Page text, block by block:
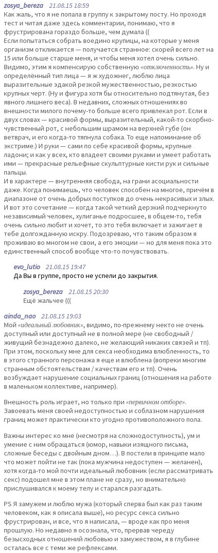
zosya_bereza 21.08.15 18:59
Как жаль, что я не попала в группу к закрытому посту. Но проходя
тест и читая даже здесь комментарии, понимаю, что я
фрустрирована гораздо больше, чем думала ((
Если попытаться собрать воедино крупицы, на которые у меня
организм откликается — получается странное: скорей всего лет на
15 или больше старше меня, и чтобы меня хотел очень сильно.
Видимо, этим я компенсирую собственную «отключенность». Ну и
определённый тип лица — я ж художнег, люблю лица
выразительные эдакой резкой мужественностью, резкостью
крупных черт. (Ну и фигура хотя бы относительно подтянутая, без
явного лишнего веса). В недавних, сложных отношениях во
внешности милого почему-то больше всего привлекал рот. Если в
двух словах — красивой формы, выразительный, какой-то скорбно-
чувственный рот, с небольшим шрамом на верхней губе (он
ветврач, и его когда-то тяпнула собака. То еще напоминание об
экстриме.) И руки — сами по себе красивой формы, крупные
ладони; и как у всех, кто владеет своими руками и умеет работать
ими — прекрасные рельефные скульптурные кисти рук и сильные
пальцы.
И в характере — внутренняя свобода, на грани асоциальности
даже. Когда понимаешь, что человек способен на многое, причём в
диапазоне от очень добрых поступков до очень некрасивых и злых.
И вот это сочетание — когда такой четкий дерзкий подчеркнуто
независимый человек, хулиганье подросшее, в общем-то, тебя
очень сильно любит и хочет, то это тебя включает и зажигает в
тебе долгожданную искру. Подозреваю, что таким образом я
проживаю во многом не свои, а его эмоции — но для меня пока это
единственный способ вообще что-то почувствовать.
evo_lutio21.08.15 19:47
Да Вы в группе, просто не успели до закрытия.
zosya_bereza 21.08.15 20:30
Ещё жальчее (((
ainda_nao21.08.15 19:03
Мой «идеальный любовник», видимо, по-прежнему некто не очень
доступный или доступный не в полной мере (не свободный /
живущий безнадежно далеко, не желающий никаких связей и тп).
При этом, поскольку мне для секса необходима влюбленность, то
в этого странного персонажа я еще и влюблена (вопреки многим
странным обстоятельствам / качествам его и тп). Очень
возбуждает нарушение социальных границ (отношения на работе
в маленьком коллективе, например).
Внешность роль играет, но только при «первичном отборе».
Завоевать меня своей недоступностью и соблазном нарушения
границ может практически кто угодно противоположного пола.
Важны интерес ко мне (несмотря на сложнодоступность), ум и
умение с ним обращаться (юмор, навыки изящного письма,
сложные беседы с двойным дном…). В постели в принципе мало
что может пойти не так (пока мужчина недоступен — желанен),
хотя когда-то мой почти идеальный любовник (если рассматривать
секс) подошел мне в этом плане не сразу, но внимательно
прислушивался к моему телу и старался разгадать.
PS Я замужем и люблю мужа (который сперва был как раз таким
человеком, как я описала выше), но ресурс секса сильно
фрустрирован, и все, что я написала, — вроде как про меня
прошлую. Но недавно я осознала, что, прервав череду
безысходных отношений любовью и замужеством, я в глубине
осталась все с теми же рефлексами.